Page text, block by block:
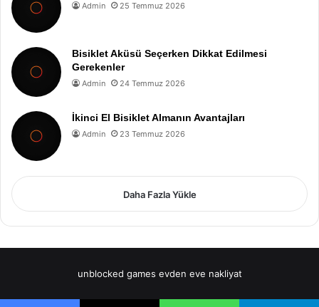
Admin 25 Temmuz 2026
Bisiklet Aküsü Seçerken Dikkat Edilmesi
Gerekenler
Admin 24 Temmuz 2026
İkinci El Bisiklet Almanın Avantajları
Admin 23 Temmuz 2026
Daha Fazla Yükle
unblocked games evden eve nakliyat